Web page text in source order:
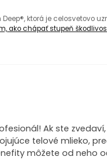
Deep®, ktorá je celosvetovo
ako chápať stupeň
Ak ste
telové mlieko,
môžete od neho